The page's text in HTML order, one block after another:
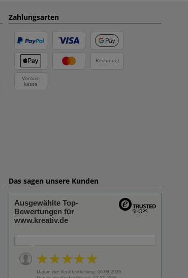
Zahlungsarten
Rechnung
Voraus-
kasse
Das sagen unsere Kunden
Ausgewählte Top-
Bewertungen für
www.kreativ.de
Datum der Veröffentlichung: 06.08.2026